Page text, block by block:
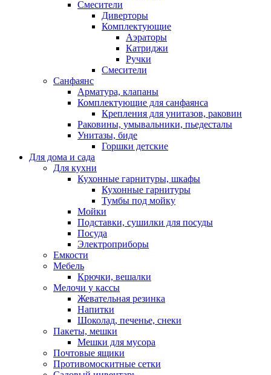
Смесители
Диверторы
Комплектующие
Аэраторы
Катриджи
Ручки
Смесители
Санфаянс
Арматура, клапаны
Комплектующие для санфаянса
Крепления для унитазов, раковин
Раковины, умывальники, пьедесталы
Унитазы, биде
Горшки детские
Для дома и сада
Для кухни
Кухонные гарнитуры, шкафы
Кухонные гарнитуры
Тумбы под мойку
Мойки
Подставки, сушилки для посуды
Посуда
Электроприборы
Емкости
Мебель
Крючки, вешалки
Мелочи у кассы
Жевательная резинка
Напитки
Шоколад, печенье, снеки
Пакеты, мешки
Мешки для мусора
Почтовые ящики
Противомоскитные сетки